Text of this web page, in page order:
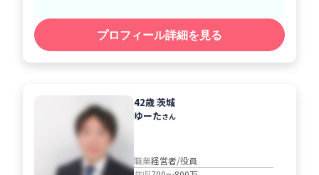
プロフィール詳細を見る
42歳 茨城
ゆーたさん
職業経営者/役員